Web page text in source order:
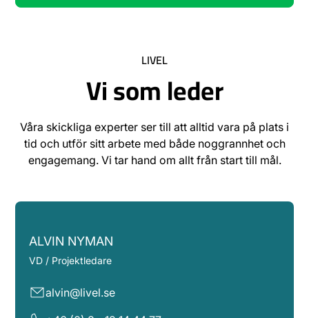
LIVEL
Vi som leder
Våra skickliga experter ser till att alltid vara på plats i
tid och utför sitt arbete med både noggrannhet och
engagemang. Vi tar hand om allt från start till mål.
ALVIN NYMAN
VD / Projektledare
alvin@livel.se